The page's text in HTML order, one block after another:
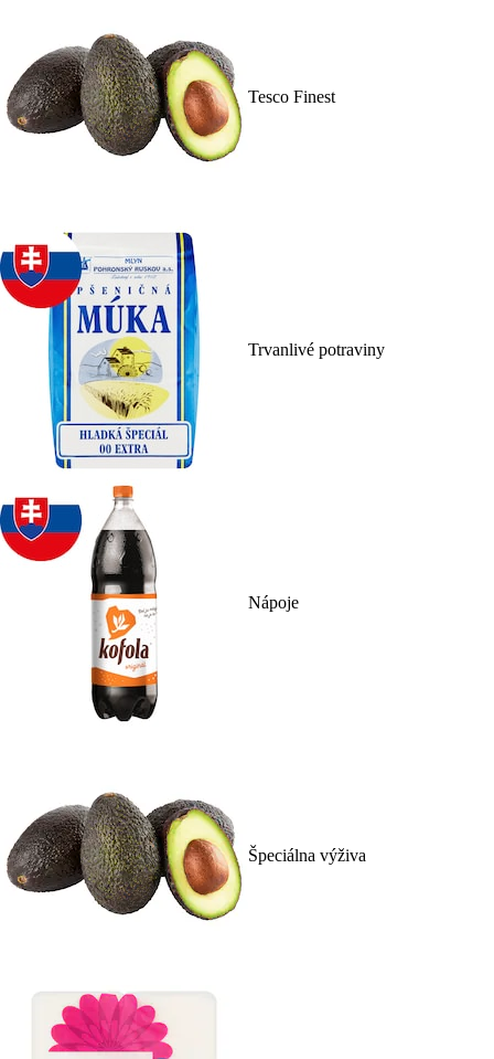
Tesco Finest
Trvanlivé potraviny
Nápoje
Špeciálna výživa